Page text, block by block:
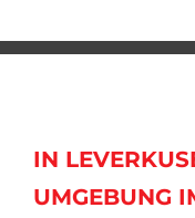
IN
UMGEBUNG